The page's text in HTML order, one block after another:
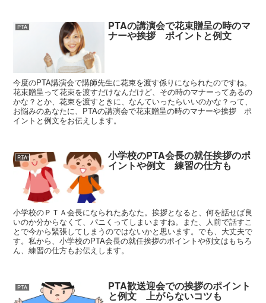
PTA PTAの講演会で花束贈呈の時のマ
ナーや挨拶 ポイントと例文
今度のPTA講演会で講師先生に花束を渡す係りになられたのですね。
花束贈呈って花束を渡すだけなんだけど、その時のマナーってあるの
かな？とか、花束を渡すときに、なんていったらいいのかな？って、
お悩みのあなたに、PTAの講演会で花束贈呈の時のマナーや挨拶 ポ
イントと例文をお伝えします。
PTA 小学校のPTA会長の就任挨拶のポ
イントや例文 練習の仕方も
小学校のＰＴＡ会長になられたあなた。挨拶となると、何を話せば良
いのか分からなくて、パニくってしまいますね。また、人前で話すこ
とで今から緊張してしまうのではないかと思います。でも、大丈夫で
す。私から、小学校のPTA会長の就任挨拶のポイントや例文はもちろ
ん、練習の仕方もお伝えします。
PTA PTA歓送迎会での挨拶のポイント
と例文 上がらないコツも